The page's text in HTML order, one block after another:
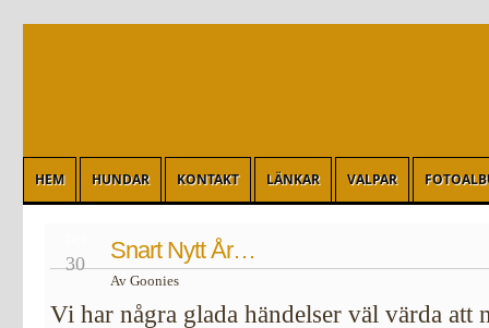
HEM HUNDAR KONTAKT LÄNKAR VALPAR
30 Snart Nytt År…
Av Goonies
Vi har några glada händelser väl värda att